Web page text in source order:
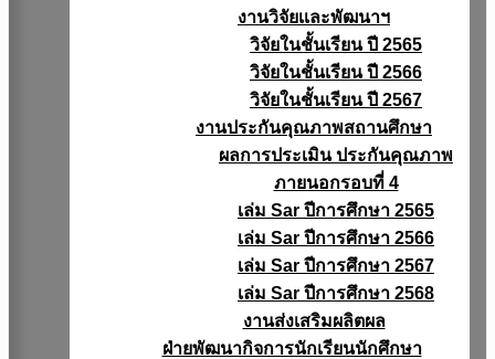
งานวิจัยเเละพัฒนาฯ
วิจัยในชั้นเรียน ปี 2565
วิจัยในชั้นเรียน ปี 2566
วิจัยในชั้นเรียน ปี 2567
งานประกันคุณภาพสถานศึกษา
ผลการประเมิน ประกันคุณภาพ
ภายนอกรอบที่ 4
เล่ม Sar ปีการศึกษา 2565
เล่ม Sar ปีการศึกษา 2566
เล่ม Sar ปีการศึกษา 2567
เล่ม Sar ปีการศึกษา 2568
งานส่งเสริมผลิตผล
ฝ่ายพัฒนากิจการนักเรียนนักศึกษา